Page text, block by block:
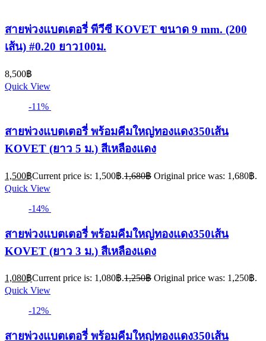
สายพ่วงแบตเตอรี่ พีวีซี KOVET ขนาด 9 mm. (200
เส้น) #0.20 ยาว100ม.
8,500฿
Quick View
-11%
สายพ่วงแบตเตอรี่ พร้อมคีมใหญ่ทองแดง350เส้น
KOVET (ยาว 5 ม.) สีเหลืองแดง
1,500฿Current price is: 1,500฿.1,680฿ Original price was: 1,680฿.
Quick View
-14%
สายพ่วงแบตเตอรี่ พร้อมคีมใหญ่ทองแดง350เส้น
KOVET (ยาว 3 ม.) สีเหลืองแดง
1,080฿Current price is: 1,080฿.1,250฿ Original price was: 1,250฿.
Quick View
-12%
สายพ่วงแบตเตอรี่ พร้อมคีมใหญ่ทองแดง350เส้น